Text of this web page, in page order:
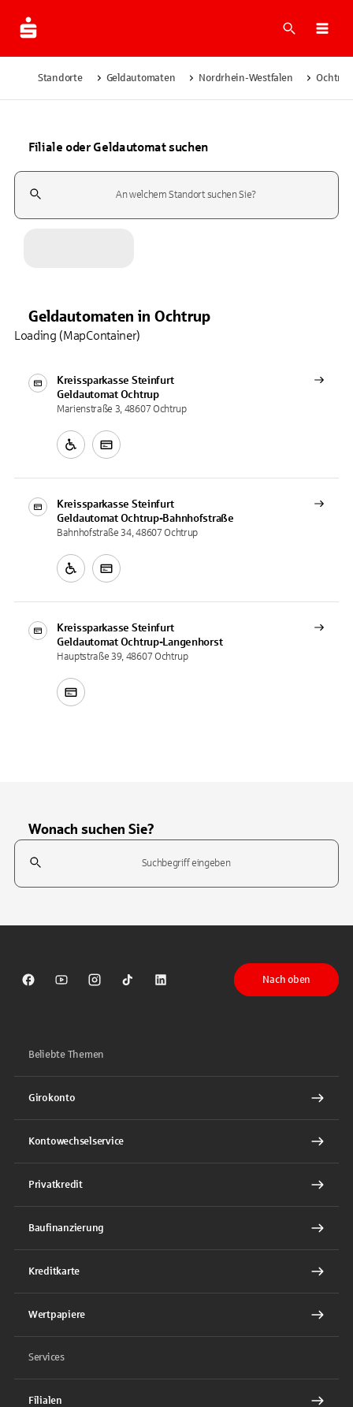
Suche
Standorte Geldautomaten Nordrhein-Westfalen Ochtrup
Filiale oder Geldautomat suchen
Suchfeld
Geldautomaten in Ochtrup
Kreissparkasse Steinfurt
Geldautomat Ochtrup
Marienstraße 3, 48607 Ochtrup
Kreissparkasse Steinfurt
Geldautomat Ochtrup-Bahnhofstraße
Bahnhofstraße 34, 48607 Ochtrup
Kreissparkasse Steinfurt
Geldautomat Ochtrup-Langenhorst
Hauptstraße 39, 48607 Ochtrup
Loading (MapContainer)
Wonach suchen Sie?
Suchfeld
Sparkasse auf Facebook
Sparkasse auf Youtube
Sparkasse auf Instagram
Sparkasse auf TikTok
Sparkasse auf LinkedIn
Nach oben
Beliebte Themen
Girokonto
Kontowechselservice
Privatkredit
Baufinanzierung
Kreditkarte
Wertpapiere
Services
Filialen